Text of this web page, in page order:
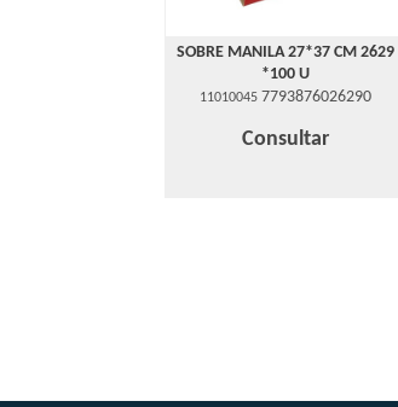
SOBRE MANILA 27*37 CM 2629
*100 U
11010045 7793876026290
Consultar